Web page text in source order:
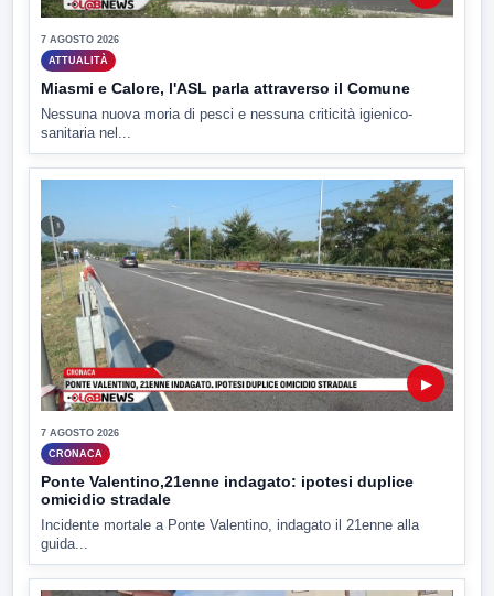
7 AGOSTO 2026
ATTUALITÀ
Miasmi e Calore, l'ASL parla attraverso il Comune
Nessuna nuova moria di pesci e nessuna criticità igienico-
sanitaria nel...
▶
7 AGOSTO 2026
CRONACA
Ponte Valentino,21enne indagato: ipotesi duplice
omicidio stradale
Incidente mortale a Ponte Valentino, indagato il 21enne alla
guida...